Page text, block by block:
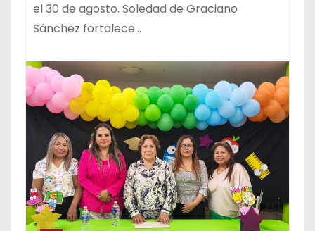
el 30 de agosto. Soledad de Graciano
Sánchez fortalece…